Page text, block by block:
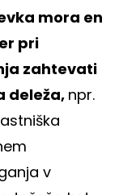
mora en
pri
zahtevati
deleža, npr.
v